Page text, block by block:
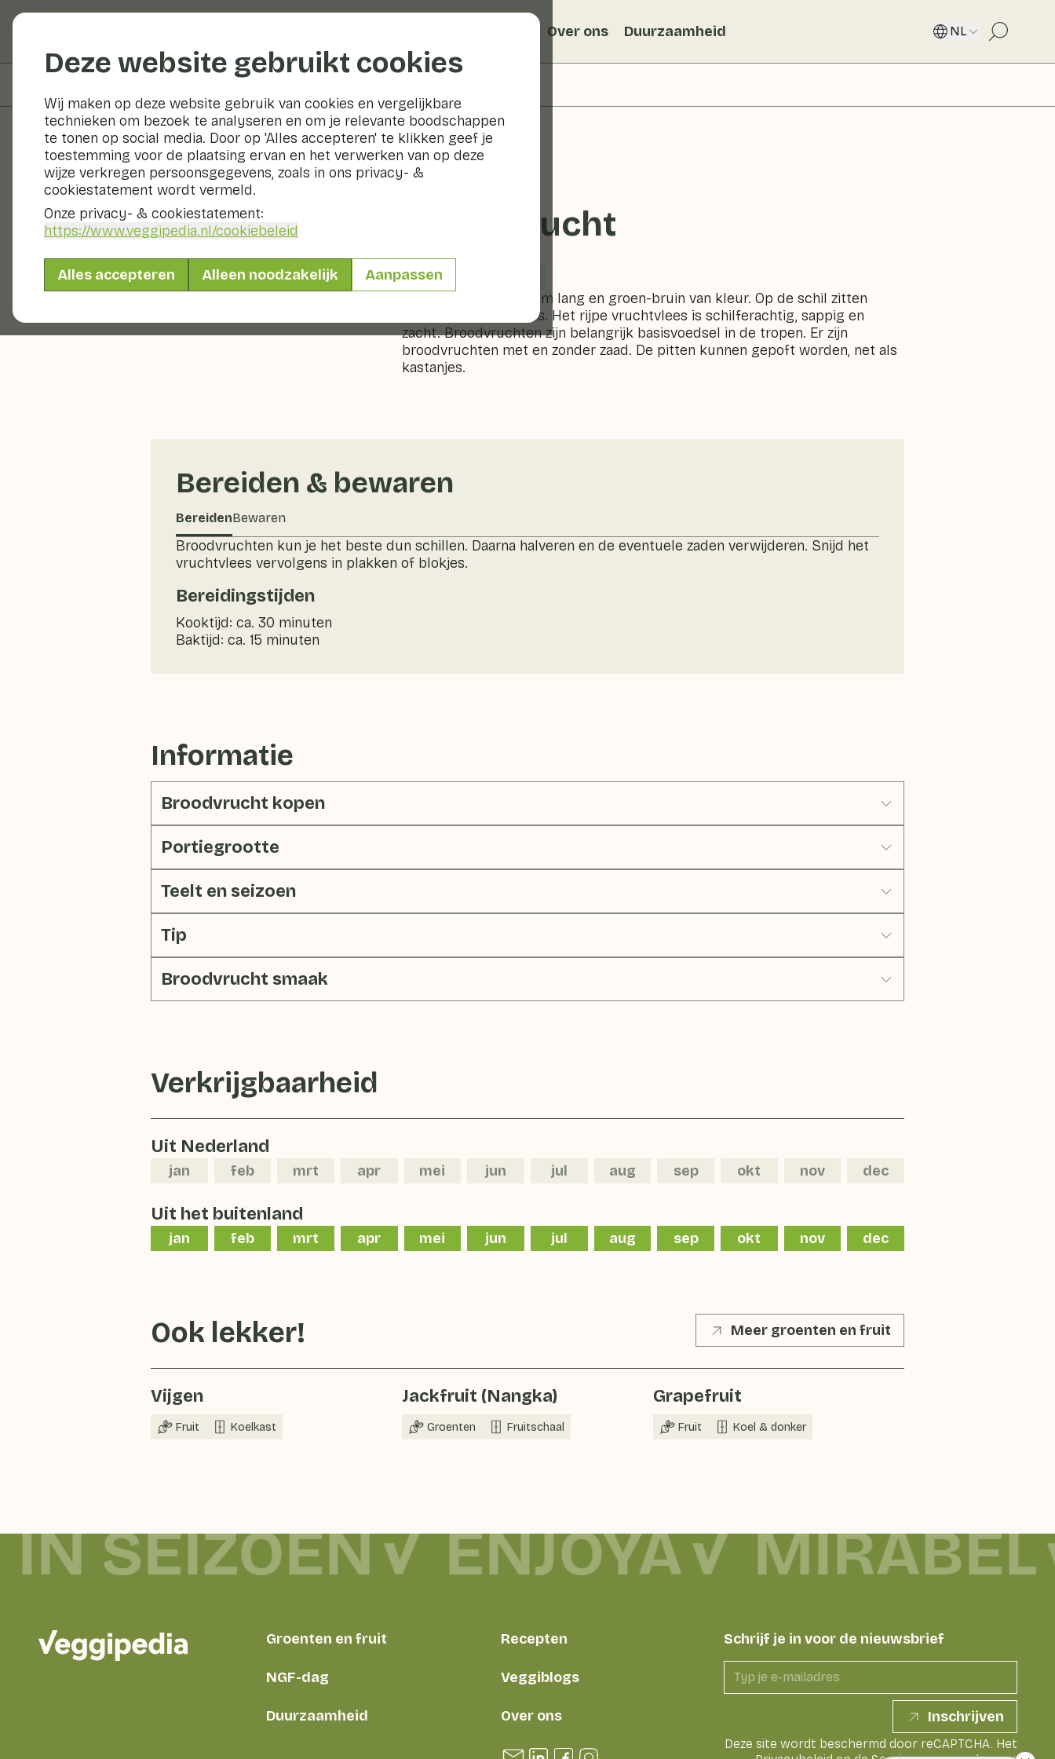
Deze website gebruikt cookies
Wij maken op deze website gebruik van cookies en vergelijkbare
technieken om bezoek te analyseren en om je relevante boodschappen
te tonen op social media. Door op 'Alles accepteren' te klikken geef je
toestemming voor de plaatsing ervan en het verwerken van op deze
wijze verkregen persoonsgegevens, zoals in ons privacy- &
cookiestatement wordt vermeld.
Onze privacy- & cookiestatement:
https://www.veggipedia.nl/cookiebeleid
Alles accepteren Alleen noodzakelijk Aanpassen
Over ons Duurzaamheid NL
Groenten en fruit
Broodvrucht
Fruit
De vrucht is 20 - 35 cm lang en groen-bruin van kleur. Op de schil zitten
kleine stompe stekels. Het rijpe vruchtvlees is schilferachtig, sappig en
zacht. Broodvruchten zijn belangrijk basisvoedsel in de tropen. Er zijn
broodvruchten met en zonder zaad. De pitten kunnen gepoft worden, net als
kastanjes.
Bereiden & bewaren
BereidenBewaren
Broodvruchten kun je het beste dun schillen. Daarna halveren en de eventuele zaden verwijderen. Snijd het
vruchtvlees vervolgens in plakken of blokjes.
Bereidingstijden
Kooktijd: ca. 30 minuten
Baktijd: ca. 15 minuten
Informatie
Broodvrucht kopen
Portiegrootte
Teelt en seizoen
Tip
Broodvrucht smaak
Verkrijgbaarheid
Uit Nederland
jan feb mrt apr mei jun jul aug sep okt nov dec
Uit het buitenland
jan feb mrt apr mei jun jul aug sep okt nov dec
Ook lekker! Meer groenten en fruit
Vijgen
Fruit Koelkast
Jackfruit (Nangka)
Groenten Fruitschaal
Grapefruit
Fruit Koel & donker
SEIZOEN ENJOYA MIRABEL
Groenten en fruit Recepten
NGF-dag Veggiblogs
Duurzaamheid Over ons
Schrijf je in voor de nieuwsbrief
Inschrijven
Deze site wordt beschermd door reCAPTCHA. Het